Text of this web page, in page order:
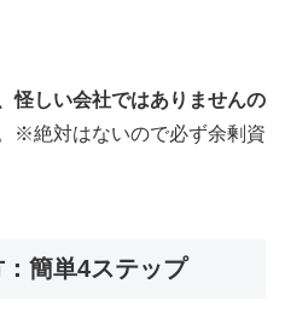
怪しい会社ではありませんの
※絶対はないので必ず余剰資
簡単4ステップ